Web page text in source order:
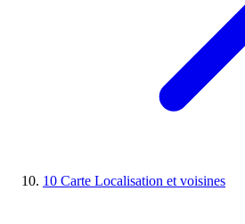
10 Carte Localisation et voisines